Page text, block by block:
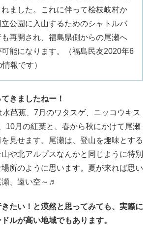
ました。これに伴って桧枝岐村か
立公園に入山するためのシャトルバ
も再開され、福島県側からの尾瀬へ
能になります。（福島民友2020年6
報です）
きましたねー！
芭蕉、7月のワタスゲ、ニッコウキス
10月の紅葉と、春から秋にかけて尾瀬
見せます。尾瀬は、登山を趣味とする
や北アルプスなんかと同じように特別
所のように思います。夏が来れば思い
、遠い空～♬
たい！と漠然と思ってみても、実際に
ルが高い地域でもあります。